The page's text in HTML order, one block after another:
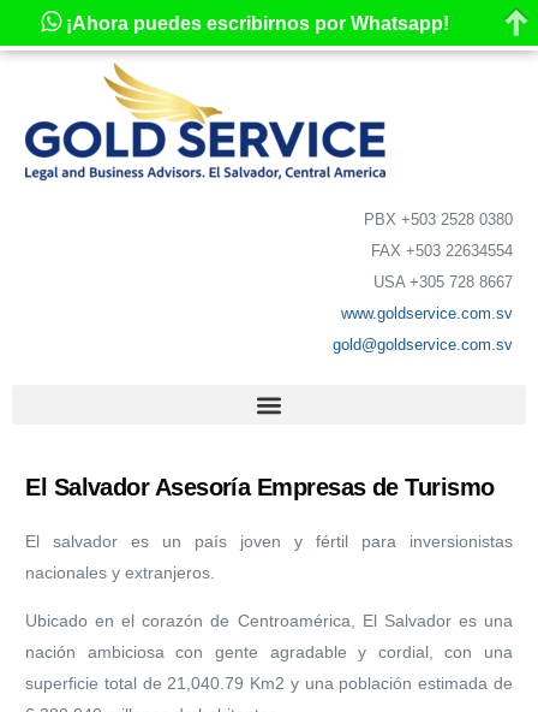
PBX +503 2528 0380
FAX +503 22634554
USA +305 728 8667
www.goldservice.com.sv
gold@goldservice.com.sv
El Salvador Asesoría Empresas de Turismo
El salvador es un país joven y fértil para inversionistas
nacionales y extranjeros.
Ubicado en el corazón de Centroamérica, El Salvador es una
nación ambiciosa con gente agradable y cordial, con una
superficie total de 21,040.79 Km2 y una población estimada de
¡Ahora puedes escribirnos por Whatsapp!